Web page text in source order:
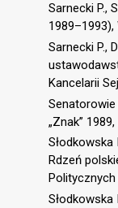
Sarnecki P.,
1989–1993),
Sarnecki P.,
Kancelarii
Senatorowie
„Znak” 1989,
Słodkowska
Rdzeń
Politycznych
Słodkowska